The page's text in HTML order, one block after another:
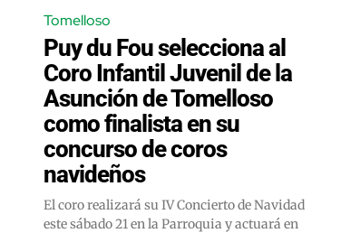
Tomelloso
Puy du Fou selecciona al
Coro Infantil Juvenil de la
Asunción de Tomelloso
como finalista en su
concurso de coros
navideños
El coro realizará su IV Concierto de Navidad
este sábado 21 en la Parroquia y actuará en